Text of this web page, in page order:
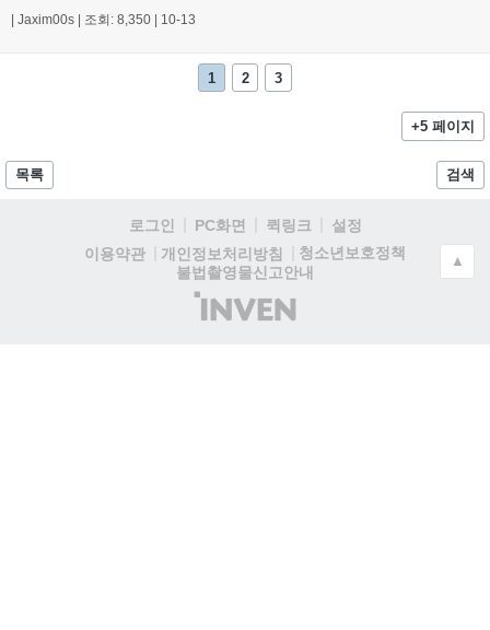
Jaxim00s 조회: 8,350 10-13
1 2 3
+5 페이지
목록 검색
로그인 PC화면 퀵링크
설정
이용약관
개인정보처리방침
청소년보호정책
불법촬영물신고안내
(주)
인
▲